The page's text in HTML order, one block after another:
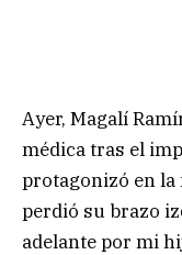
Ayer, Magalí
médica tras el
protagonizó en la
perdió su brazo
adelante por mi